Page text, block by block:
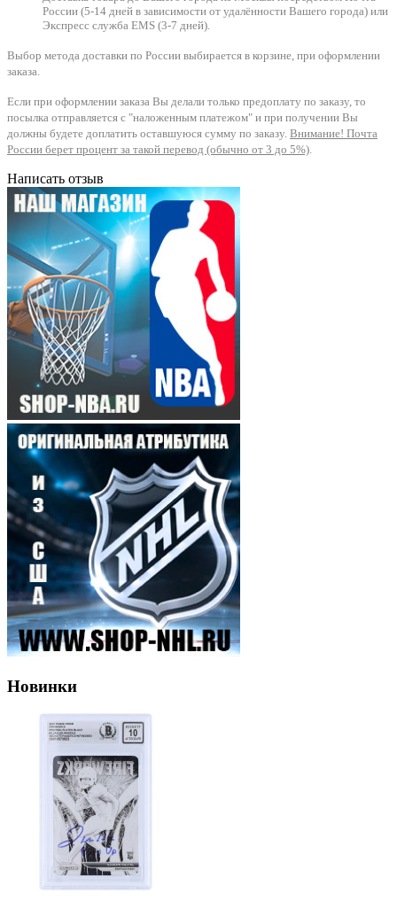
России (5-14 дней в зависимости от удалённости Вашего города) или
Экспресс служба EMS (3-7 дней).
Выбор метода доставки по России выбирается в корзине, при оформлении
заказа.
Если при оформлении заказа Вы делали только предоплату по заказу, то
посылка отправляется с "наложенным платежом" и при получении Вы
должны будете доплатить оставшуюся сумму по заказу. Внимание! Почта
России берет процент за такой перевод (обычно от 3 до 5%).
Написать отзыв
Новинки